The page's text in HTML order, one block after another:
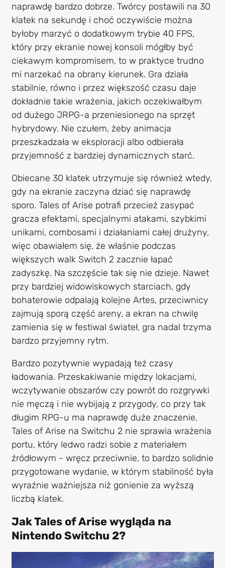
naprawdę bardzo dobrze. Twórcy postawili na 30
klatek na sekundę i choć oczywiście można
byłoby marzyć o dodatkowym trybie 40 FPS,
który przy ekranie nowej konsoli mógłby być
ciekawym kompromisem, to w praktyce trudno
mi narzekać na obrany kierunek. Gra działa
stabilnie, równo i przez większość czasu daje
dokładnie takie wrażenia, jakich oczekiwałbym
od dużego JRPG-a przeniesionego na sprzęt
hybrydowy. Nie czułem, żeby animacja
przeszkadzała w eksploracji albo odbierała
przyjemność z bardziej dynamicznych starć.
Obiecane 30 klatek utrzymuje się również wtedy,
gdy na ekranie zaczyna dziać się naprawdę
sporo. Tales of Arise potrafi przecież zasypać
gracza efektami, specjalnymi atakami, szybkimi
unikami, combosami i działaniami całej drużyny,
więc obawiałem się, że właśnie podczas
większych walk Switch 2 zacznie łapać
zadyszkę. Na szczęście tak się nie dzieje. Nawet
przy bardziej widowiskowych starciach, gdy
bohaterowie odpalają kolejne Artes, przeciwnicy
zajmują sporą część areny, a ekran na chwilę
zamienia się w festiwal świateł, gra nadal trzyma
bardzo przyjemny rytm.
Bardzo pozytywnie wypadają też czasy
ładowania. Przeskakiwanie między lokacjami,
wczytywanie obszarów czy powrót do rozgrywki
nie męczą i nie wybijają z przygody, co przy tak
długim RPG-u ma naprawdę duże znaczenie.
Tales of Arise na Switchu 2 nie sprawia wrażenia
portu, który ledwo radzi sobie z materiałem
źródłowym - wręcz przeciwnie, to bardzo solidnie
przygotowane wydanie, w którym stabilność była
wyraźnie ważniejsza niż gonienie za wyższą
liczbą klatek.
Jak Tales of Arise wygląda na
Nintendo Switchu 2?